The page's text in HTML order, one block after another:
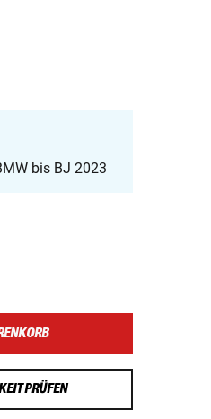
bis BJ 2023
PRÜFEN